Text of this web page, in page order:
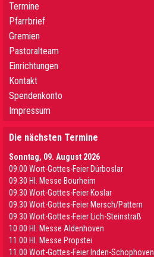
Termine
Pfarrbrief
Gremien
Pastoralteam
Einrichtungen
Kontakt
Spendenkonto
Impressum
Die nächsten Termine
Sonntag, 09. August 2026
09.00 Wort-Gottes-Feier Dürboslar
09.30 HI. Messe Bourheim
09.30 Wort-Gottes-Feier Koslar
09.30 Wort-Gottes-Feier Mersch/Pattern
09.30 Wort-Gottes-Feier Lich-Steinstraß
10.00 Hl. Messe Aldenhoven
11.00 Hl. Messe Propstei
11.00 Wort-Gottes-Feier Inden-Schophoven